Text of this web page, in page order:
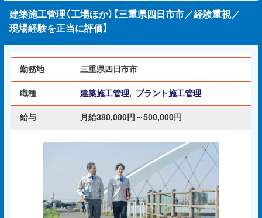
建築施工管理（工場ほか）【三重県四日市市／経験重視／
現場経験を正当に評価】
勤務地 三重県四日市市
職種 建築施工管理, プラント施工管理
給与 月給380,000円～500,000円